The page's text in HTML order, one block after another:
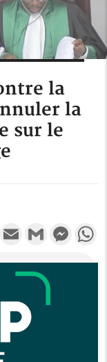
la
la
sur le
TwitterEmail Gmail